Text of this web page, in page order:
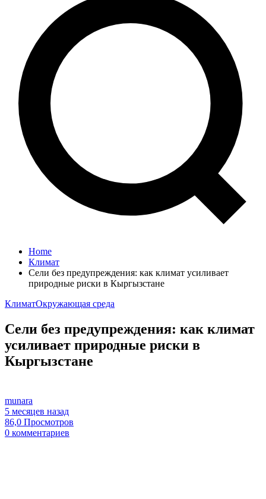
Home
Климат
Сели без предупреждения: как климат усиливает
природные риски в Кыргызстане
КлиматОкружающая среда
Сели без предупреждения: как климат
усиливает природные риски в
Кыргызстане
munara
5 месяцев назад
86,0 Просмотров
0 комментариев